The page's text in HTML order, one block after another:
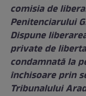
comisia de
Penitenciarului
Dispune
private de
condamnată la
închisoare prin
Tribunalului